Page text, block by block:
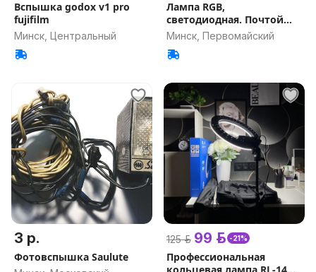
Вспышка godox v1 pro
fujifilm
Минск, Центральный
Лампа RGB,
светодиодная. Почтой
можно.
Минск, Первомайский
3 р.
Фотовспышка Saulute
125 р. 99 р. -21%
Профессиональная